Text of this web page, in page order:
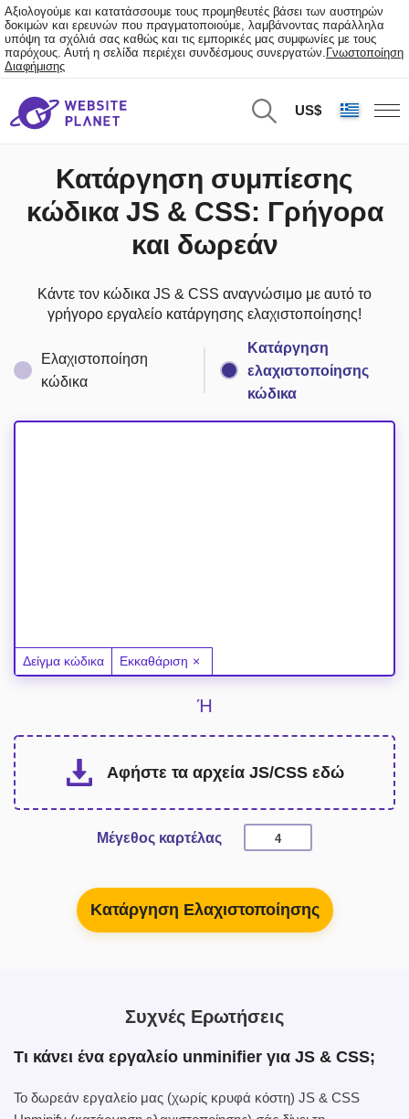
Αξιολογούμε και κατατάσσουμε τους προμηθευτές βάσει των αυστηρών
δοκιμών και ερευνών που πραγματοποιούμε, λαμβάνοντας παράλληλα
υπόψη τα σχόλιά σας καθώς και τις εμπορικές μας συμφωνίες με τους
παρόχους. Αυτή η σελίδα περιέχει συνδέσμους συνεργατών. Γνωστοποίηση
Διαφήμισης
US$
Κατάργηση συμπίεσης
κώδικα JS & CSS: Γρήγορα
και δωρεάν
Κάντε τον κώδικα JS & CSS αναγνώσιμο με αυτό το
γρήγορο εργαλείο κατάργησης ελαχιστοποίησης!
Ελαχιστοποίηση
κώδικα
Κατάργηση
ελαχιστοποίησης
κώδικα
Επικόλληση κώδικα εδώ
Δείγμα κώδικα Εκκαθάριση
Ή
Αφήστε τα αρχεία JS/CSS εδώ
Μέγεθος καρτέλας
Κατάργηση Ελαχιστοποίησης
Συχνές Ερωτήσεις
Τι κάνει ένα εργαλείο unminifier για JS & CSS;
Το δωρεάν εργαλείο μας (χωρίς κρυφά κόστη) JS & CSS